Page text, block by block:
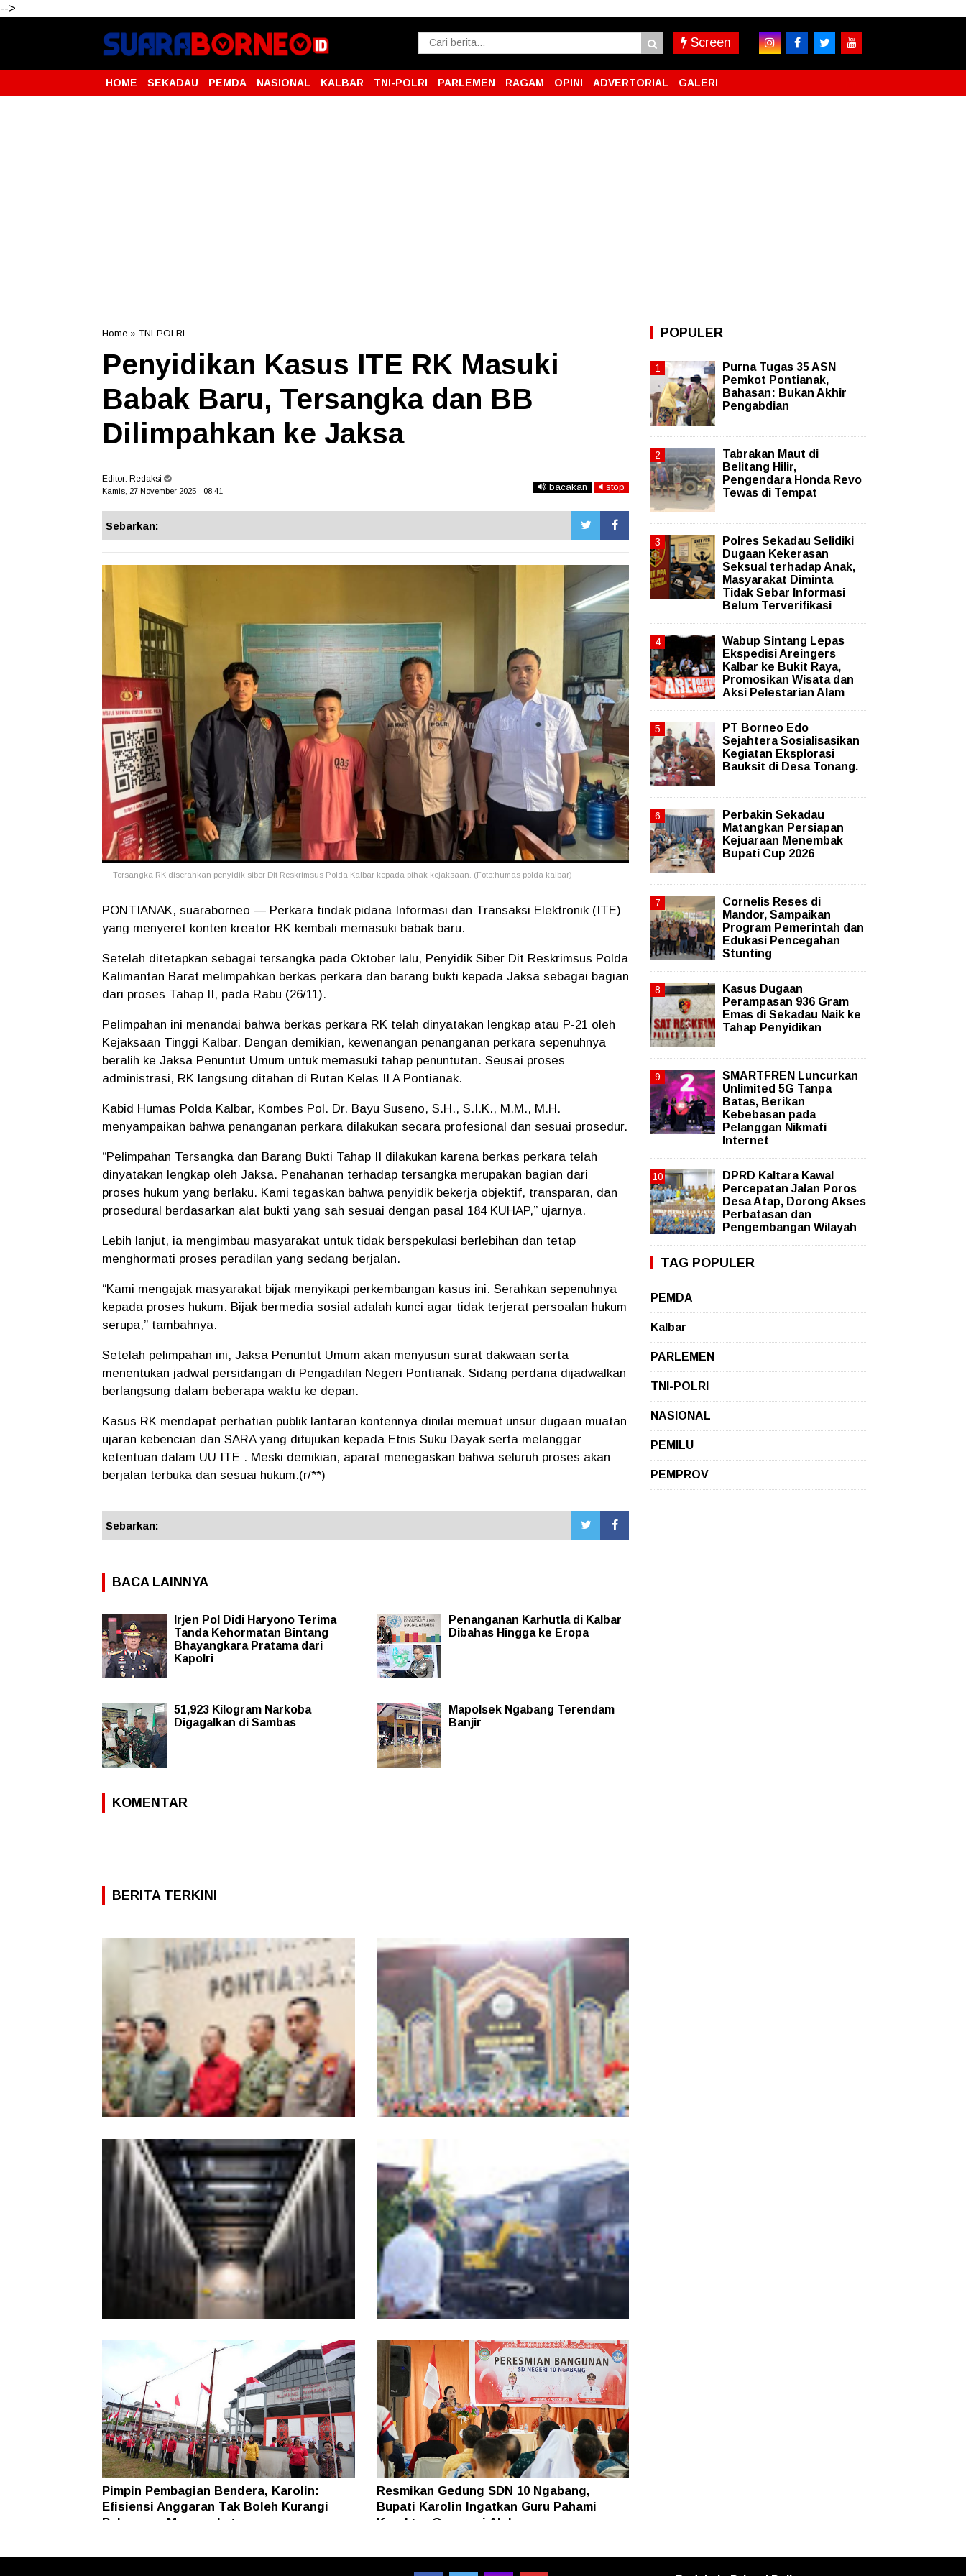
-->
Screen
HOME SEKADAU PEMDA NASIONAL KALBAR TNI-POLRI PARLEMEN RAGAM OPINI ADVERTORIAL GALERI
Home » TNI-POLRI
Penyidikan Kasus ITE RK Masuki
Babak Baru, Tersangka dan BB
Dilimpahkan ke Jaksa
Editor: Redaksi
Kamis, 27 November 2025 - 08.41 bacakan stop
Sebarkan:
Tersangka RK diserahkan penyidik siber Dit Reskrimsus Polda Kalbar kepada pihak kejaksaan. (Foto:humas polda kalbar)
PONTIANAK, suaraborneo — Perkara tindak pidana Informasi dan Transaksi Elektronik (ITE)
yang menyeret konten kreator RK kembali memasuki babak baru.
Setelah ditetapkan sebagai tersangka pada Oktober lalu, Penyidik Siber Dit Reskrimsus Polda
Kalimantan Barat melimpahkan berkas perkara dan barang bukti kepada Jaksa sebagai bagian
dari proses Tahap II, pada Rabu (26/11).
Pelimpahan ini menandai bahwa berkas perkara RK telah dinyatakan lengkap atau P-21 oleh
Kejaksaan Tinggi Kalbar. Dengan demikian, kewenangan penanganan perkara sepenuhnya
beralih ke Jaksa Penuntut Umum untuk memasuki tahap penuntutan. Seusai proses
administrasi, RK langsung ditahan di Rutan Kelas II A Pontianak.
Kabid Humas Polda Kalbar, Kombes Pol. Dr. Bayu Suseno, S.H., S.I.K., M.M., M.H.
menyampaikan bahwa penanganan perkara dilakukan secara profesional dan sesuai prosedur.
“Pelimpahan Tersangka dan Barang Bukti Tahap II dilakukan karena berkas perkara telah
dinyatakan lengkap oleh Jaksa. Penahanan terhadap tersangka merupakan bagian dari
proses hukum yang berlaku. Kami tegaskan bahwa penyidik bekerja objektif, transparan, dan
prosedural berdasarkan alat bukti yang sah sesuai dengan pasal 184 KUHAP,” ujarnya.
Lebih lanjut, ia mengimbau masyarakat untuk tidak berspekulasi berlebihan dan tetap
menghormati proses peradilan yang sedang berjalan.
“Kami mengajak masyarakat bijak menyikapi perkembangan kasus ini. Serahkan sepenuhnya
kepada proses hukum. Bijak bermedia sosial adalah kunci agar tidak terjerat persoalan hukum
serupa,” tambahnya.
Setelah pelimpahan ini, Jaksa Penuntut Umum akan menyusun surat dakwaan serta
menentukan jadwal persidangan di Pengadilan Negeri Pontianak. Sidang perdana dijadwalkan
berlangsung dalam beberapa waktu ke depan.
Kasus RK mendapat perhatian publik lantaran kontennya dinilai memuat unsur dugaan muatan
ujaran kebencian dan SARA yang ditujukan kepada Etnis Suku Dayak serta melanggar
ketentuan dalam UU ITE . Meski demikian, aparat menegaskan bahwa seluruh proses akan
berjalan terbuka dan sesuai hukum.(r/**)
Sebarkan:
BACA LAINNYA
Irjen Pol Didi Haryono Terima
Tanda Kehormatan Bintang
Bhayangkara Pratama dari
Kapolri
Penanganan Karhutla di Kalbar
Dibahas Hingga ke Eropa
51,923 Kilogram Narkoba
Digagalkan di Sambas
Mapolsek Ngabang Terendam
Banjir
KOMENTAR
BERITA TERKINI
Kesiapsiagaan Total Pemprov Kalbar
Hadapi Karhutla
19 Kafilah Pontianak Melaju ke Final MTQ
Kalbar ke-34
Indosat Ooredoo Hutchison Luncurkan
Zankore by Indosat
Pemkot Pontianak Tata Parit Tokaya,
Sejumlah Jembatan akan Dibongkar
Pimpin Pembagian Bendera, Karolin:
Efisiensi Anggaran Tak Boleh Kurangi
Pelayanan Masyarakat
Resmikan Gedung SDN 10 Ngabang,
Bupati Karolin Ingatkan Guru Pahami
Karakter Generasi Alpha
POPULER
Purna Tugas 35 ASN
Pemkot Pontianak,
Bahasan: Bukan Akhir
Pengabdian
Tabrakan Maut di
Belitang Hilir,
Pengendara Honda Revo
Tewas di Tempat
Polres Sekadau Selidiki
Dugaan Kekerasan
Seksual terhadap Anak,
Masyarakat Diminta
Tidak Sebar Informasi
Belum Terverifikasi
Wabup Sintang Lepas
Ekspedisi Areingers
Kalbar ke Bukit Raya,
Promosikan Wisata dan
Aksi Pelestarian Alam
PT Borneo Edo
Sejahtera Sosialisasikan
Kegiatan Eksplorasi
Bauksit di Desa Tonang.
Perbakin Sekadau
Matangkan Persiapan
Kejuaraan Menembak
Bupati Cup 2026
Cornelis Reses di
Mandor, Sampaikan
Program Pemerintah dan
Edukasi Pencegahan
Stunting
Kasus Dugaan
Perampasan 936 Gram
Emas di Sekadau Naik ke
Tahap Penyidikan
SMARTFREN Luncurkan
Unlimited 5G Tanpa
Batas, Berikan
Kebebasan pada
Pelanggan Nikmati
Internet
DPRD Kaltara Kawal
Percepatan Jalan Poros
Desa Atap, Dorong Akses
Perbatasan dan
Pengembangan Wilayah
TAG POPULER
PEMDA
Kalbar
PARLEMEN
TNI-POLRI
NASIONAL
PEMILU
PEMPROV